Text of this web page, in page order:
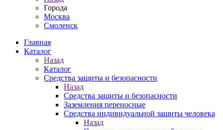
Города
Москва
Смоленск
Главная
Каталог
Назад
Каталог
Средства защиты и безопасности
Назад
Средства защиты и безопасности
Заземления переносные
Средства индивидуальной защиты человека
Назад